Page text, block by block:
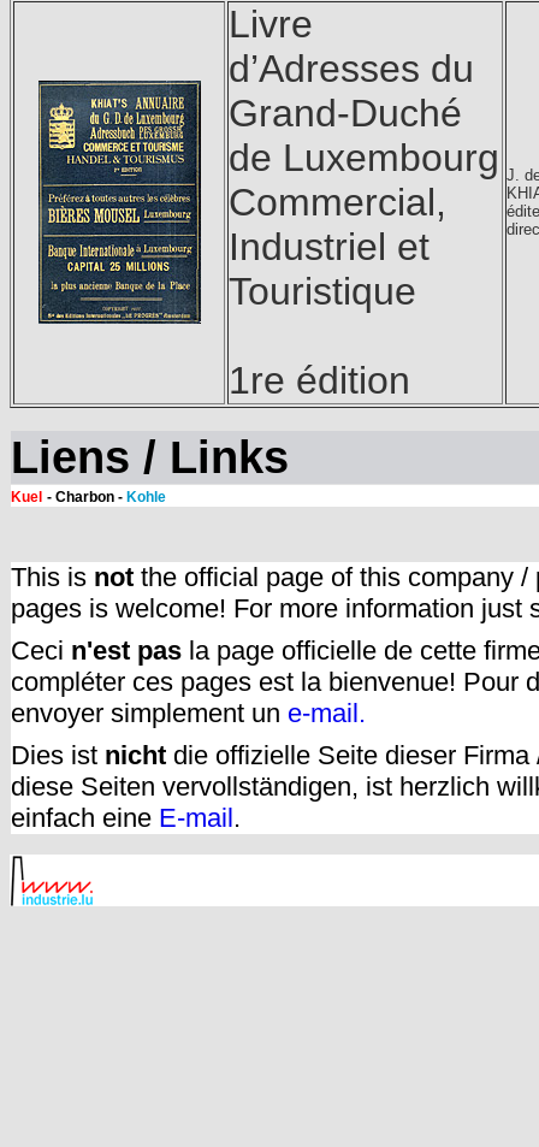
Livre
d’Adresses du
Grand-Duché
de Luxembourg
Commercial,
Industriel et
Touristique
1re édition
J.
Liens / Links
Kuel - Charbon - Kohle
This is not the official page of this company
pages is welcome! For more information just
Ceci n'est pas la page officielle de cette
compléter ces pages est la bienvenue! Pour
envoyer simplement un e-mail.
Dies ist nicht die offizielle Seite dieser
diese Seiten vervollständigen, ist herzlich
einfach eine E-mail.